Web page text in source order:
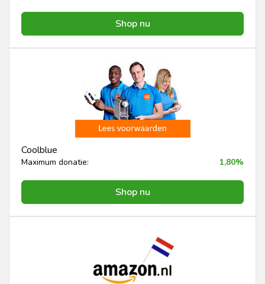
Shop nu
Coolblue
Maximum donatie: 1,80%
Shop nu